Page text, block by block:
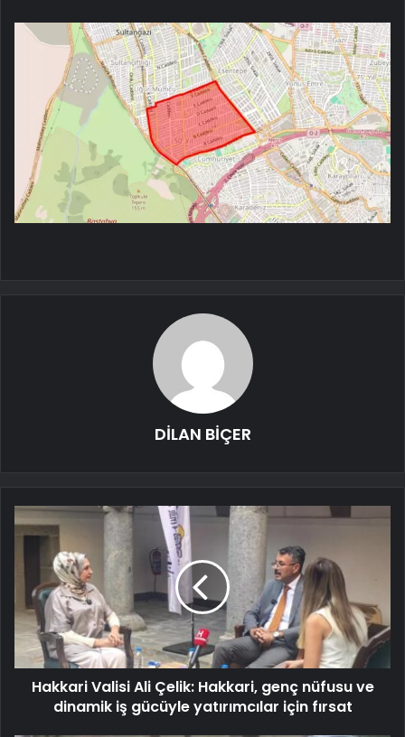
DİLAN BİÇER
Hakkari Valisi Ali Çelik: Hakkari, genç nüfusu ve
dinamik iş gücüyle yatırımcılar için fırsat